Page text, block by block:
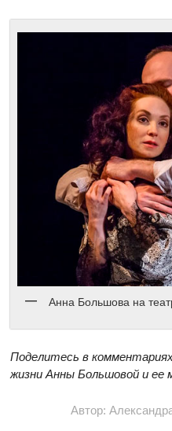
Анна Большова на
Поделитесь в
жизни Анны Большовой и ее
Автор: